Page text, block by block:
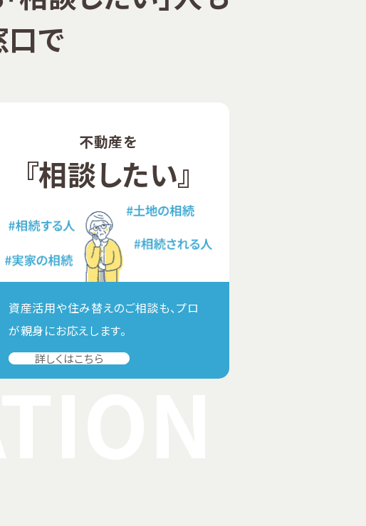
口で
不動産を
『相談したい』
資産活用や住み替えのご相談も、プロ
が親身にお応えします。
詳しくはこちら